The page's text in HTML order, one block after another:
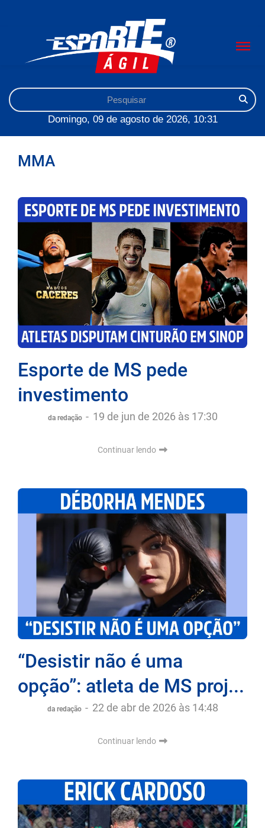
Domingo, 09 de agosto de 2026, 10:31
MMA
Esporte de MS pede
investimento
da redação - 19 de jun de 2026 às 17:30
Continuar lendo
“Desistir não é uma
opção”: atleta de MS proj...
da redação - 22 de abr de 2026 às 14:48
Continuar lendo